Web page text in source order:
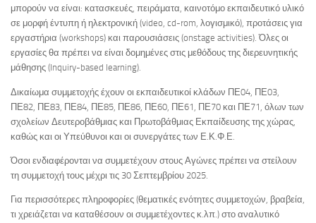
μπορούν να είναι: κατασκευές, πειράματα, καινοτόμο εκπαιδευτικό υλικό
σε μορφή έντυπη ή ηλεκτρονική (video, cd-rom, λογισμικό), προτάσεις για
εργαστήρια (workshops) και παρουσιάσεις (onstage activities). Όλες οι
εργασίες θα πρέπει να είναι δομημένες στις μεθόδους της διερευνητικής
μάθησης (Inquiry-based learning).
Δικαίωμα συμμετοχής έχουν οι εκπαιδευτικοί κλάδων ΠΕ04, ΠΕ03,
ΠΕ82, ΠΕ83, ΠΕ84, ΠΕ85, ΠΕ86, ΠΕ60, ΠΕ61, ΠΕ70 και ΠΕ71, όλων των
σχολείων Δευτεροβάθμιας και Πρωτοβάθμιας Εκπαίδευσης της χώρας,
καθώς και οι Υπεύθυνοι και οι συνεργάτες των Ε.Κ.Φ.Ε.
Όσοι ενδιαφέρονται να συμμετέχουν στους Αγώνες πρέπει να στείλουν
τη συμμετοχή τους μέχρι τις 30 Σεπτεμβρίου 2025.
Για περισσότερες πληροφορίες (θεματικές ενότητες συμμετοχών, βραβεία,
τι χρειάζεται να καταθέσουν οι συμμετέχοντες κ.λπ.) στο αναλυτικό